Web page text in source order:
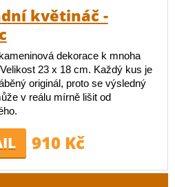
květináč -
dekorace k mnoha
23 x 18 cm. Každý kus je
originál, proto se výsledný
v reálu mírně lišit od
910 Kč